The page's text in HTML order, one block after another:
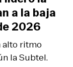
alto ritmo
la Subtel.
a la baja
2026